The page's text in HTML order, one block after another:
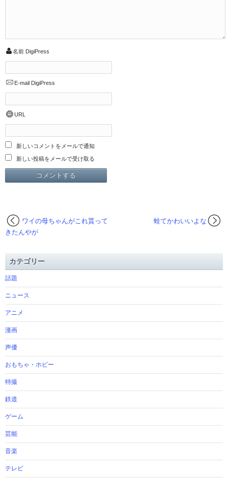
名前 DigiPress
E-mail DigiPress
URL
新しいコメントをメールで通知
新しい投稿をメールで受け取る
蛙てかわいいよな
ワイの母ちゃんがこれ貰って
きたんやが
カテゴリー
話題
ニュース
アニメ
漫画
声優
おもちゃ・ホビー
特撮
鉄道
ゲーム
芸能
音楽
テレビ